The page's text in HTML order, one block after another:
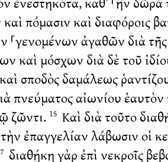
πόμασιν καὶ διαφόροις
⸀γενομένων ἀγαθῶν διὰ τῆς
καὶ μόσχων διὰ δὲ τοῦ
σποδὸς δαμάλεως
πνεύματος αἰωνίου
ζῶντι. 15 Καὶ διὰ τοῦτο
ἐπαγγελίαν λάβωσιν οἱ
διαθήκη γὰρ ἐπὶ νεκροῖς